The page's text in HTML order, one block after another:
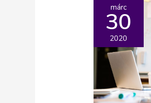
márc
30
2020